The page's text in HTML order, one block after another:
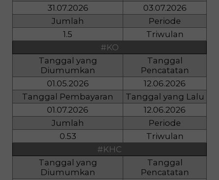
31.07.2026
03.07.2026
Jumlah
Periode
1.5
Triwulan
#KO
Tanggal yang
Diumumkan
Tanggal
Pencatatan
01.05.2026
12.06.2026
Tanggal Pembayaran
Tanggal yang Lalu
01.07.2026
12.06.2026
Jumlah
Periode
0.53
Triwulan
#KHC
Tanggal yang
Diumumkan
Tanggal
Pencatatan